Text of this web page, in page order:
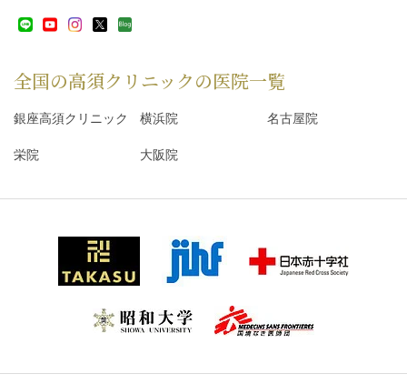
全国の高須クリニックの医院一覧
銀座高須クリニック 横浜院 名古屋院
栄院 大阪院